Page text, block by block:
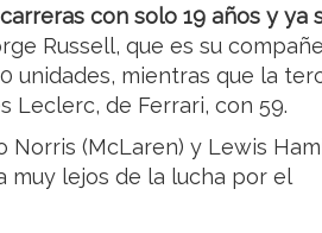
con solo 19 años y ya
Russell, que es su
unidades, mientras que la
Leclerc, de Ferrari, con 59.
(McLaren) y Lewis
muy lejos de la lucha por el